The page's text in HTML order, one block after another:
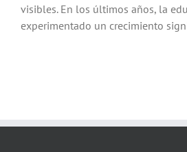
visibles. En los últimos años, la
experimentado un crecimiento